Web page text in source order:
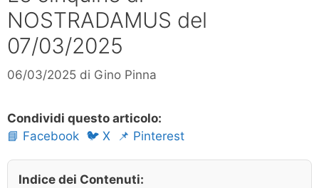
NOSTRADAMUS del
07/03/2025
06/03/2025 di Gino Pinna
Condividi questo articolo:
📘 Facebook 🐦 X 📌 Pinterest
Indice dei Contenuti: